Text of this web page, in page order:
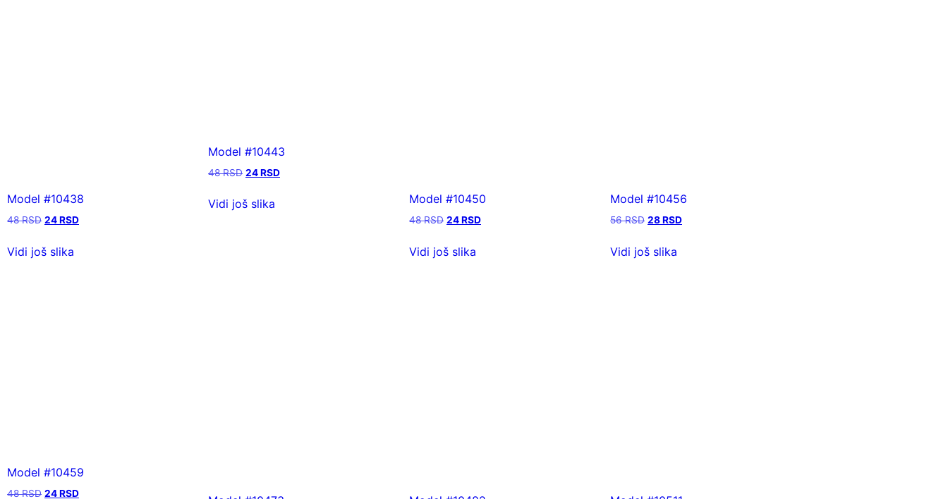
Model #10438
48RSD 24RSD
Vidi još slika
Model #10443
48RSD 24RSD
Vidi još slika Model #10450
48RSD 24RSD
Vidi još slika
Model #10456
56RSD 28RSD
Vidi još slika
Model #10459
48RSD 24RSD